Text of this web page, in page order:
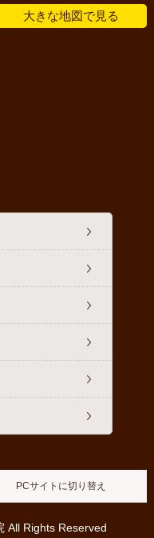
大きな地図で見る
PCサイトに切り替え
All Rights Reserved